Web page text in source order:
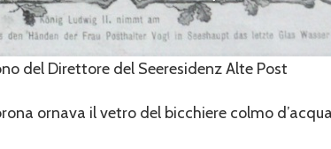
del Direttore del Seeresidenz Alte Post
ornava il vetro del bicchiere colmo